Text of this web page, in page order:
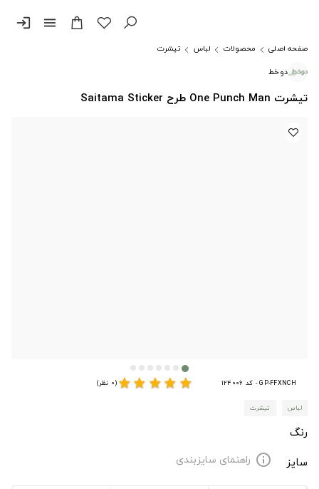
menu
login
صفحه اصلی محصولات لباس
تیشرت
دوخط
تیشرت One Punch Man طرح Saitama Sticker
GP-FFXNCH - کد 124006 star
star
star
star
star(0 نظر)
لباس تیشرت
رنگ
سایز
info راهنمای سایزبندی